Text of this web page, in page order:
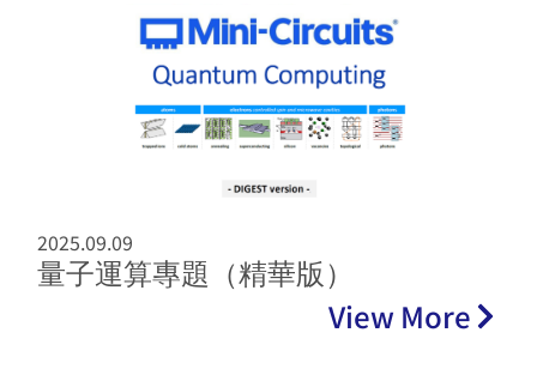
2025.09.09
量子運算專題（精華版）
View More